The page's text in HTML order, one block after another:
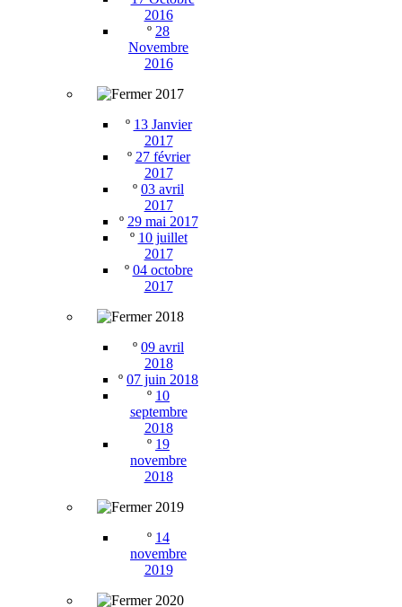
2016
º 28
Novembre
2016
2017
º 13 Janvier
2017
º 27 février
2017
º 03 avril
2017
º 29 mai 2017
º 10 juillet
2017
º 04 octobre
2017
2018
º 09 avril
2018
º 07 juin 2018
º 10
septembre
2018
º 19
novembre
2018
2019
º 14
novembre
2019
2020